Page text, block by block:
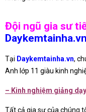
Đội ngũ gia sư
Daykemtainha.vn
Tại Daykemtainha.vn,
Anh lớp 11 giàu kinh
– Kinh nghiệm giảng
Tất cả gia sư của chúng